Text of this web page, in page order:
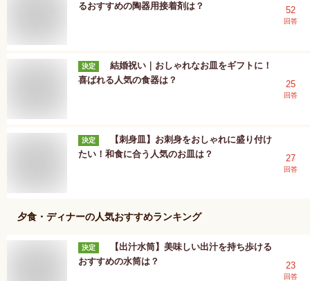
るおすすめの陶器用接着剤は？
52
回答
決定
結婚祝い｜おしゃれなお皿をギフトに！
喜ばれる人気の食器は？
25
回答
決定
【刺身皿】お刺身をおしゃれに盛り付け
たい！和食に合う人気のお皿は？
27
回答
夕食・ディナーの人気おすすめランキング
決定
【出汁水筒】美味しい出汁を持ち歩ける
おすすめの水筒は？
23
回答